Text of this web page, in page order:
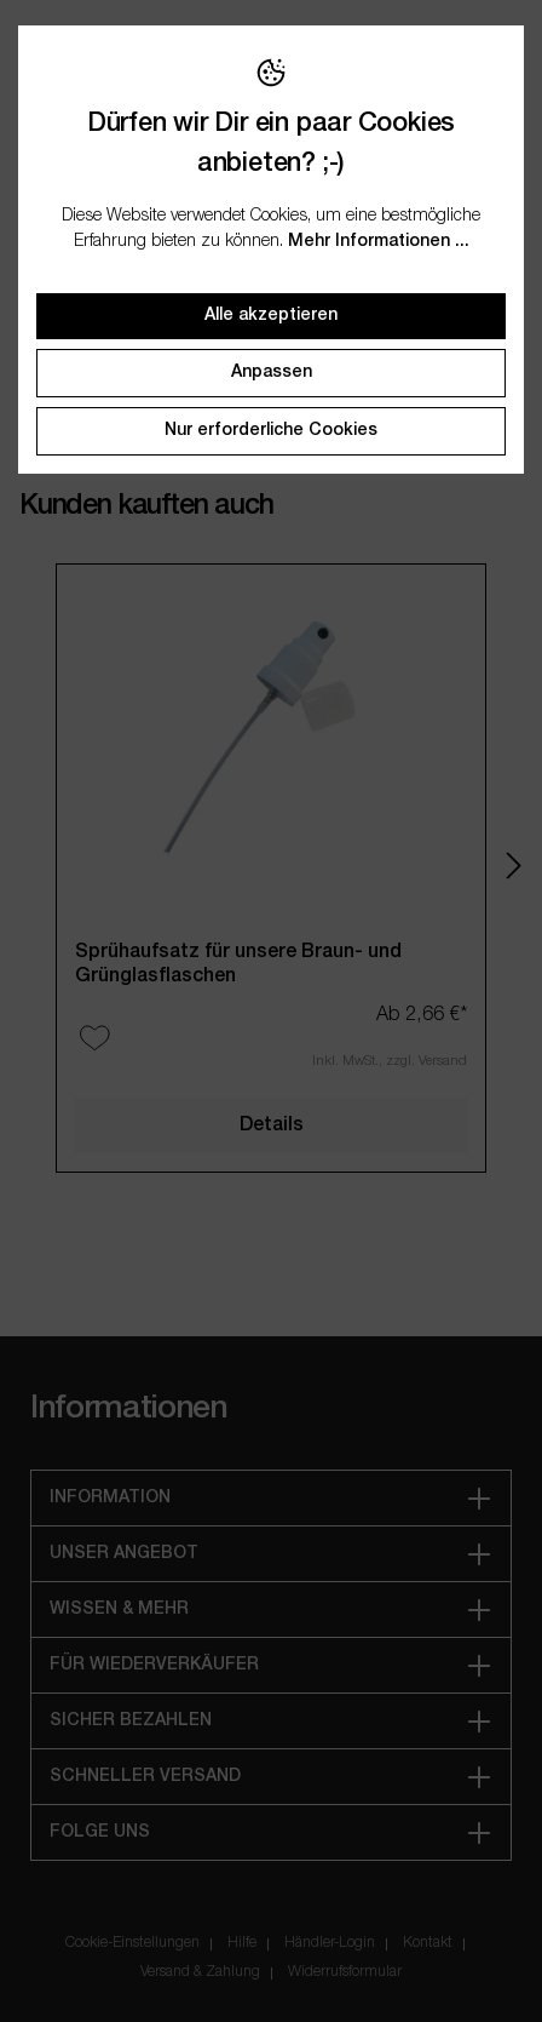
Anbieter wesentlich.
EAN 4250773201968
Kunden kauften auch
Sprühaufsatz für unsere Braun- und
Grünglasflaschen
Ab 2,66 €*
Inkl. MwSt., zzgl. Versand
Details
Informationen
INFORMATION
UNSER ANGEBOT
WISSEN & MEHR
FÜR WIEDERVERKÄUFER
SICHER BEZAHLEN
SCHNELLER VERSAND
FOLGE UNS
Cookie-Einstellungen Hilfe Händler-Login Kontakt
Versand & Zahlung Widerrufsformular
Dürfen wir Dir ein paar Cookies
anbieten? ;-)
Diese Website verwendet Cookies, um eine bestmögliche
Erfahrung bieten zu können. Mehr Informationen ...
Alle akzeptieren
Anpassen
Nur erforderliche Cookies